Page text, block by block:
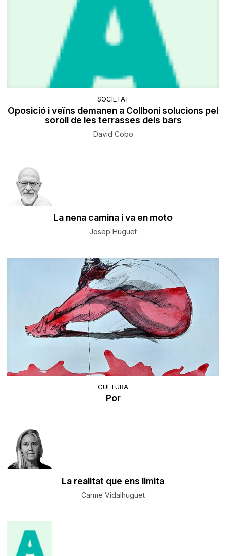
SOCIETAT
Oposició i veïns demanen a Collboni solucions pel
soroll de les terrasses dels bars
David Cobo
La nena camina i va en moto
Josep Huguet
CULTURA
Por
La realitat que ens limita
Carme Vidalhuguet